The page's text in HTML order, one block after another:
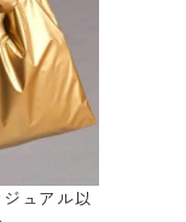
ュアル以